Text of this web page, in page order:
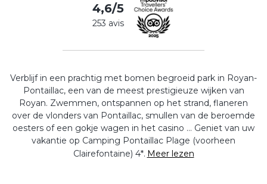
4,6/5
253 avis
Verblijf in een prachtig met bomen begroeid park in Royan-
Pontaillac, een van de meest prestigieuze wijken van
Royan. Zwemmen, ontspannen op het strand, flaneren
over de vlonders van Pontaillac, smullen van de beroemde
oesters of een gokje wagen in het casino … Geniet van uw
vakantie op Camping Pontaillac Plage (voorheen
Clairefontaine) 4*. Meer lezen